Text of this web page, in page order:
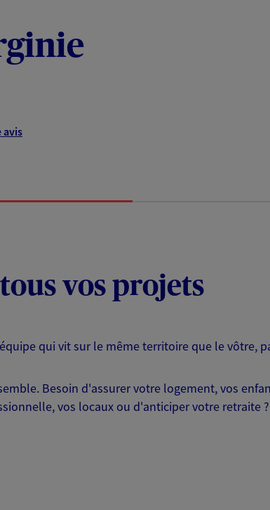
avis
vos projets
équipe qui vit sur le même territoire que le vôtre,
Besoin d'assurer votre logement, vos
vos locaux ou d'anticiper votre retraite